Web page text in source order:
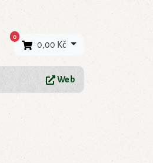
0×
0,00 Kč
Web